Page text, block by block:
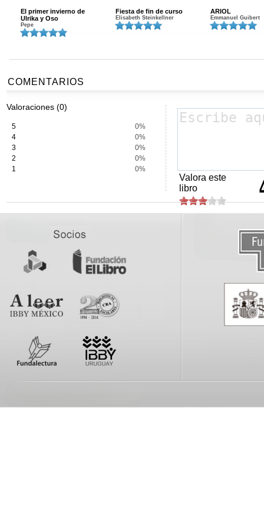
El primer invierno de
Ulrika y Oso
Pepe
Fiesta de fin de curso
Elisabeth Steinkellner
ARIOL
Emmanuel Guibert
COMENTARIOS
Valoraciones (0)
5
0%
4
0%
3
0%
2
0%
1
0%
Valora este
libro